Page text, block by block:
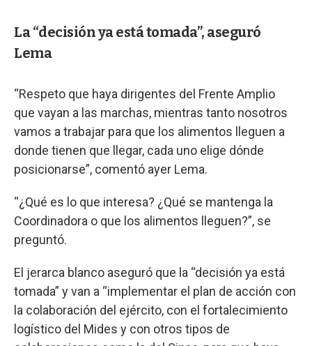
La “decisión ya está tomada”, aseguró
Lema
“Respeto que haya dirigentes del Frente Amplio
que vayan a las marchas, mientras tanto nosotros
vamos a trabajar para que los alimentos lleguen a
donde tienen que llegar, cada uno elige dónde
posicionarse”, comentó ayer Lema.
“¿Qué es lo que interesa? ¿Qué se mantenga la
Coordinadora o que los alimentos lleguen?”, se
preguntó.
El jerarca blanco aseguró que la “decisión ya está
tomada” y van a “implementar el plan de acción con
la colaboración del ejército, con el fortalecimiento
logístico del Mides y con otros tipos de